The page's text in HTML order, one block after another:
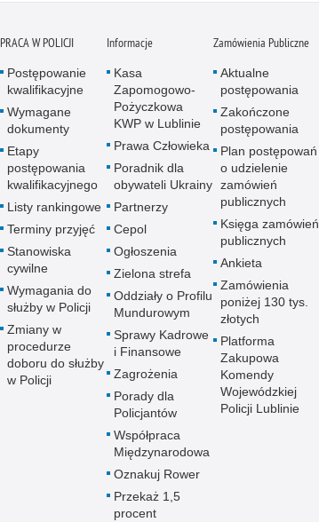
PRACA W POLICJI
Postępowanie
kwalifikacyjne
Wymagane
dokumenty
Etapy
postępowania
kwalifikacyjnego
Listy rankingowe
Terminy przyjęć
Stanowiska
cywilne
Wymagania do
służby w Policji
Zmiany w
procedurze
doboru do służby
w Policji
Informacje
Kasa
Zapomogowo-
Pożyczkowa
KWP w Lublinie
Prawa Człowieka
Poradnik dla
obywateli Ukrainy
Partnerzy
Cepol
Ogłoszenia
Zielona strefa
Oddziały o Profilu
Mundurowym
Sprawy Kadrowe
i Finansowe
Zagrożenia
Porady dla
Policjantów
Współpraca
Międzynarodowa
Oznakuj Rower
Przekaż 1,5
procent
Zamówienia Publiczne
Aktualne
postępowania
Zakończone
postępowania
Plan postępowań
o udzielenie
zamówień
publicznych
Księga zamówień
publicznych
Ankieta
Zamówienia
poniżej 130 tys.
złotych
Platforma
Zakupowa
Komendy
Wojewódzkiej
Policji Lublinie